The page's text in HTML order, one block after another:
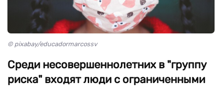
© pixabay/educadormarcossv
Среди несовершеннолетних в "группу
риска" входят люди с ограниченными